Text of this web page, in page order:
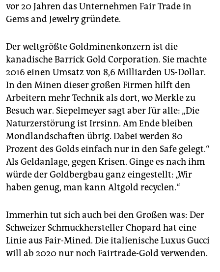
vor 20 Jahren das Unternehmen Fair Trade in
Gems and Jewelry gründete.
Der weltgrößte Goldminenkonzern ist die
kanadische Barrick Gold Corporation. Sie machte
2016 einen Umsatz von 8,6 Milliarden US-Dollar.
In den Minen dieser großen Firmen hilft den
Arbeitern mehr Technik als dort, wo Merkle zu
Besuch war. Siepelmeyer sagt aber für alle: „Die
Naturzerstörung ist Irrsinn. Am Ende bleiben
Mondlandschaften übrig. Dabei werden 80
Prozent des Golds einfach nur in den Safe gelegt.“
Als Geldanlage, gegen Krisen. Ginge es nach ihm
würde der Goldbergbau ganz eingestellt: „Wir
haben genug, man kann Altgold recyclen.“
Immerhin tut sich auch bei den Großen was: Der
Schweizer Schmuckhersteller Chopard hat eine
Linie aus Fair-Mined. Die italienische Luxus Gucci
will ab 2020 nur noch Fairtrade-Gold verwenden.